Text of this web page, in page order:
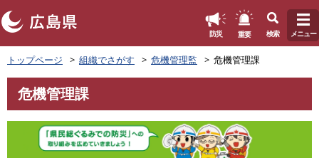
ペ
ー
ジ
先
頭
防災 重要 検索 メニュー
トップページ 組織でさがす 危機管理監 危機管理課
文
危機管理課